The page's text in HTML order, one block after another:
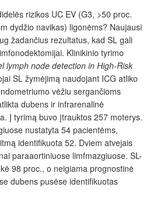
rizikos UC EV (G3, >50 proc.
dydžio navikas) ligonėms? Naujausi
žadančius rezultatus, kad SL gali
Klinikinio tyrimo
lymph node detection in High-Risk
SL žymėjimą naudojant ICG atliko
vėžiu sergančioms
dubens ir infrarenalinė
Į tyrimą buvo įtrauktos 257 moterys.
nustatyta 54 pacientėms,
identifikuota 52. Dviem atvejais
paraaortiniuose limfmazgiuose. SL-
98 proc., o neigiama prognostinė
dubens pusėse identifikuotas